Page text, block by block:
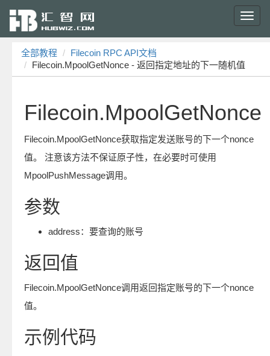
全部教程
Filecoin RPC API文档
Filecoin.MpoolGetNonce - 返回指定地址的下一随机值
Filecoin.MpoolGetNonce
Filecoin.MpoolGetNonce获取指定发送账号的下一个nonce
值。 注意该方法不保证原子性，在必要时可使用
MpoolPushMessage调用。
参数
address：要查询的账号
返回值
Filecoin.MpoolGetNonce调用返回指定账号的下一个nonce
值。
示例代码